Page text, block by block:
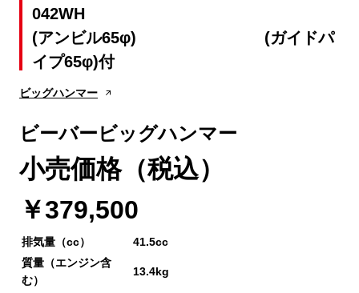
(アンビル65φ) (ガイドパ
イプ65φ)付
ビッグハンマー
ビーバービッグハンマー
小売価格（税込）
￥379,500
排気量（cc）
41.5cc
質量（エンジン含
む）
13.4kg